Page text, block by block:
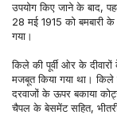
उपयोग किए जाने के बाद,
28 मई 1915 को बमबारी
गया।
किले की पूर्वी ओर के
मजबूत किया गया था।
दरवाजों के ऊपर बकाया
चैपल के बेसमेंट सहित, भीतरी